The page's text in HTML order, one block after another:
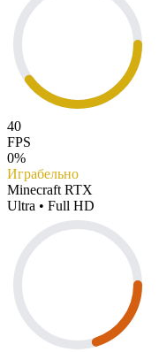
40
FPS
0%
Играбельно
Minecraft RTX
Ultra • Full HD